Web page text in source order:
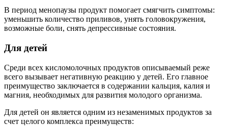
В период менопаузы продукт помогает смягчить симптомы:
уменьшить количество приливов, унять головокружения,
возможные боли, снять депрессивные состояния.
Для детей
Среди всех кисломолочных продуктов описываемый реже
всего вызывает негативную реакцию у детей. Его главное
преимущество заключается в содержании кальция, калия и
магния, необходимых для развития молодого организма.
Для детей он является одним из незаменимых продуктов за
счет целого комплекса преимуществ: